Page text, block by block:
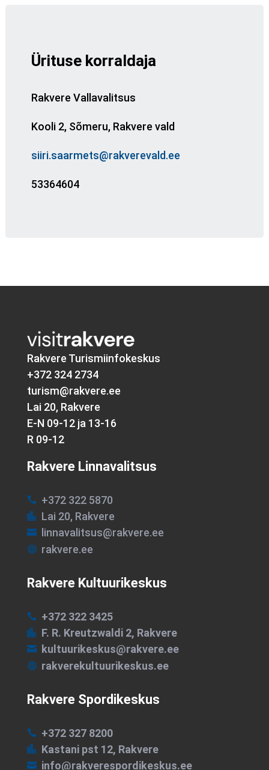
Ürituse korraldaja
Rakvere Vallavalitsus
Kooli 2, Sõmeru, Rakvere vald
siiri.saarmets@rakverevald.ee
53364604
Rakvere Turismiinfokeskus
+372 324 2734
turism@rakvere.ee
Lai 20, Rakvere
E-N 09-12 ja 13-16
R 09-12
Rakvere Linnavalitsus
 +372 322 5870
 Lai 20, Rakvere
 linnavalitsus@rakvere.ee
 rakvere.ee
Rakvere Kultuurikeskus
 +372 322 3425
 F. R. Kreutzwaldi 2, Rakvere
 kultuurikeskus@rakvere.ee
 rakverekultuurikeskus.ee
Rakvere Spordikeskus
 +372 327 8200
 Kastani pst 12, Rakvere
 info@rakverespordikeskus.ee